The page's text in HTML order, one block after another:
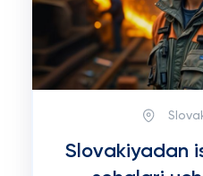
Slovakiyadan